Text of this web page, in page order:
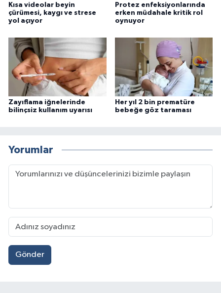
Kısa videolar beyin
çürümesi, kaygı ve strese
yol açıyor
Protez enfeksiyonlarında
erken müdahale kritik rol
oynuyor
Zayıflama iğnelerinde
bilinçsiz kullanım uyarısı
Her yıl 2 bin prematüre
bebeğe göz taraması
Yorumlar
Gönder